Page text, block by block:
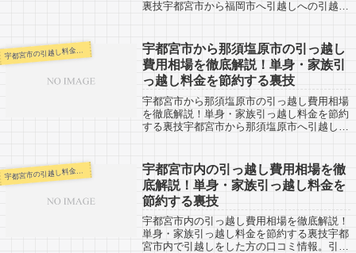
裏技宇都宮市から福岡市へ引越しへの引越し
い。宇都宮市から九州の福岡市までは約
124...
宇都宮市の引越し料金・代金相場・見積り情報
宇都宮市から那須塩原市の引っ越し
費用相場を徹底解説！単身・家族引
っ越し料金を節約する裏技
宇都宮市から那須塩原市の引っ越し費用相場
を徹底解説！単身・家族引っ越し料金を節約
する裏技宇都宮市から那須塩原市へ引越しへ
してください。宇都宮市から那須塩原市ま
で...
宇都宮市の引越し料金・代金相場・見積り情報
宇都宮市内の引っ越し費用相場を徹
底解説！単身・家族引っ越し料金を
節約する裏技
宇都宮市内の引っ越し費用相場を徹底解説！
単身・家族引っ越し料金を節約する裏技宇都
宮市内で引越しをした方の口コミ情報。引越